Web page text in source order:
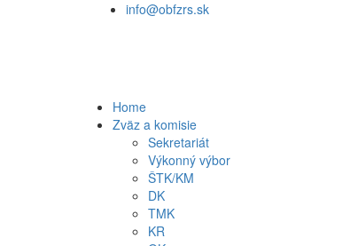
info@obfzrs.sk
Home
Zväz a komisie
Sekretariát
Výkonný výbor
ŠTK/KM
DK
TMK
KR